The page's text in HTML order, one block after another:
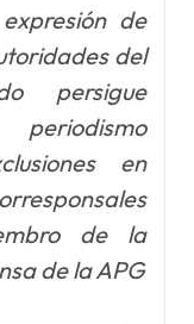
de
del
persigue
en
de la
de la APG